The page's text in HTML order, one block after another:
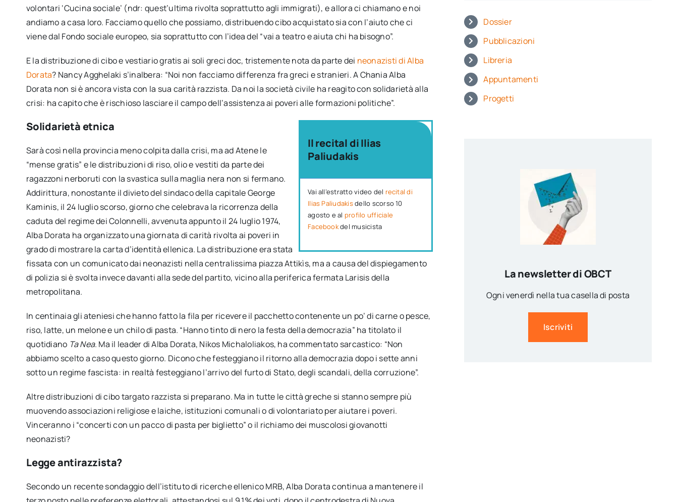
volontari ‘Cucina sociale’ (ndr: quest’ultima rivolta soprattutto agli immigrati), e allora ci chiamano e noi
andiamo a casa loro. Facciamo quello che possiamo, distribuendo cibo acquistato sia con l’aiuto che ci
viene dal Fondo sociale europeo, sia soprattutto con l’idea del “vai a teatro e aiuta chi ha bisogno”.
E la distribuzione di cibo e vestiario gratis ai soli greci doc, tristemente nota da parte dei neonazisti di Alba
Dorata? Nancy Agghelaki s’inalbera: “Noi non facciamo differenza fra greci e stranieri. A Chania Alba
Dorata non si è ancora vista con la sua carità razzista. Da noi la società civile ha reagito con solidarietà alla
crisi: ha capito che è rischioso lasciare il campo dell’assistenza ai poveri alle formazioni politiche”.
Il recital di Ilias
Paliudakis
Vai all’estratto video del recital di
Ilias Paliudakisdello scorso 10
agosto e al profilo ufficiale
Facebookdel musicista
Solidarietà etnica
Sarà così nella provincia meno colpita dalla crisi, ma ad Atene le
“mense gratis” e le distribuzioni di riso, olio e vestiti da parte dei
ragazzoni nerboruti con la svastica sulla maglia nera non si fermano.
Addirittura, nonostante il divieto del sindaco della capitale George
Kaminis, il 24 luglio scorso, giorno che celebrava la ricorrenza della
caduta del regime dei Colonnelli, avvenuta appunto il 24 luglio 1974,
Alba Dorata ha organizzato una giornata di carità rivolta ai poveri in
grado di mostrare la carta d’identità ellenica. La distribuzione era stata
fissata con un comunicato dai neonazisti nella centralissima piazza Attikìs, ma a causa del dispiegamento
di polizia si è svolta invece davanti alla sede del partito, vicino alla periferica fermata Larisis della
metropolitana.
In centinaia gli ateniesi che hanno fatto la fila per ricevere il pacchetto contenente un po’ di carne o pesce,
riso, latte, un melone e un chilo di pasta. “Hanno tinto di nero la festa della democrazia” ha titolato il
quotidiano Ta Nea. Ma il leader di Alba Dorata, Nikos Michaloliakos, ha commentato sarcastico: “Non
abbiamo scelto a caso questo giorno. Dicono che festeggiano il ritorno alla democrazia dopo i sette anni
sotto un regime fascista: in realtà festeggiano l’arrivo del furto di Stato, degli scandali, della corruzione”.
Altre distribuzioni di cibo targato razzista si preparano. Ma in tutte le città greche si stanno sempre più
muovendo associazioni religiose e laiche, istituzioni comunali o di volontariato per aiutare i poveri.
Vinceranno i “concerti con un pacco di pasta per biglietto” o il richiamo dei muscolosi giovanotti
neonazisti?
Legge antirazzista?
Secondo un recente sondaggio dell’istituto di ricerche ellenico MRB, Alba Dorata continua a mantenere il
Dossier
Pubblicazioni
Libreria
Appuntamenti
Progetti
La newsletter di OBCT
Ogni venerdì nella tua casella di posta
Iscriviti